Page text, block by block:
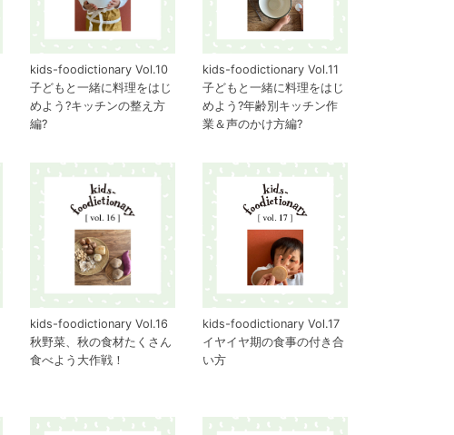
kids-foodictionary Vol.10
子どもと一緒に料理をはじ
めよう?キッチンの整え方
編?
kids-foodictionary Vol.11
子どもと一緒に料理をはじ
めよう?年齢別キッチン作
業＆声のかけ方編?
kids-foodictionary Vol.16
秋野菜、秋の食材たくさん
食べよう大作戦！
kids-foodictionary Vol.17
イヤイヤ期の食事の付き合
い方